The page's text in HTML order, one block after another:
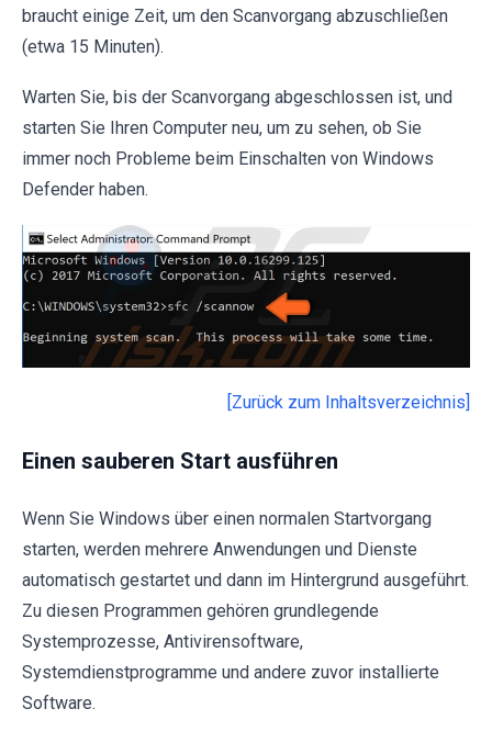
braucht einige Zeit, um den Scanvorgang abzuschließen
(etwa 15 Minuten).
Warten Sie, bis der Scanvorgang abgeschlossen ist, und
starten Sie Ihren Computer neu, um zu sehen, ob Sie
immer noch Probleme beim Einschalten von Windows
Defender haben.
[Zurück zum Inhaltsverzeichnis]
Einen sauberen Start ausführen
Wenn Sie Windows über einen normalen Startvorgang
starten, werden mehrere Anwendungen und Dienste
automatisch gestartet und dann im Hintergrund ausgeführt.
Zu diesen Programmen gehören grundlegende
Systemprozesse, Antivirensoftware,
Systemdienstprogramme und andere zuvor installierte
Software.